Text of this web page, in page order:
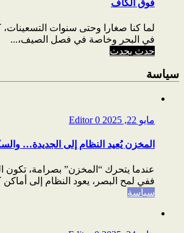
فوق الكاف
لما كنا صغارا وحتى سنوات التسعينات،
في البحر وخاصة في فصل الصيف،...
حدث يحدث
سياسة
مايو 22, 2025 Editor0
المخزن يُعيد النظام إلى الجديدة…
عندما يتحرك “المخزن” بصرامة، تكون
ففي لمح البصر، يعود النظام إلى
سياسة